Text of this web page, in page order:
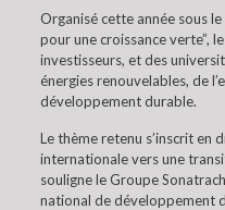
Organisé cette année sous
pour une croissance verte”,
investisseurs, et des
énergies renouvelables, de
développement durable.
Le thème retenu s’inscrit en
internationale vers une
souligne le Groupe
national de développement